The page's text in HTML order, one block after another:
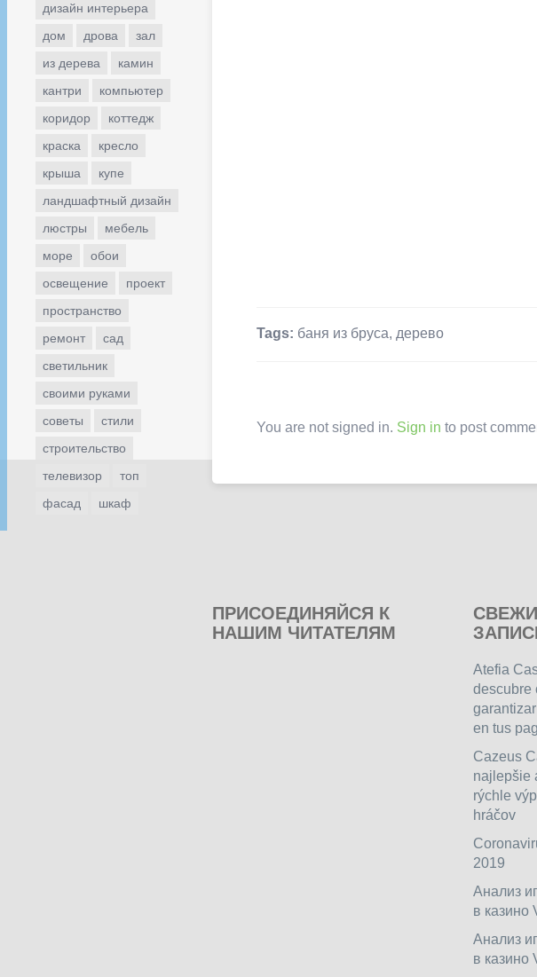
дизайн интерьера
дом
дрова
зал
из дерева
камин
кантри
компьютер
коридор
коттедж
краска
кресло
крыша
купе
ландшафтный дизайн
люстры
мебель
море
обои
освещение
проект
пространство
ремонт
сад
светильник
своими руками
советы
стили
строительство
телевизор
топ
фасад
шкаф
Tags: баня из бруса, дерево
You are not signed in. Sign in to post
ПРИСОЕДИНЯЙСЯ К
НАШИМ ЧИТАТЕЛЯМ
Atefia
descubre
en tus
Cazeus
najlepšie
rýchle
hráčov
2019
Анализ
в казино
Анализ
в казино